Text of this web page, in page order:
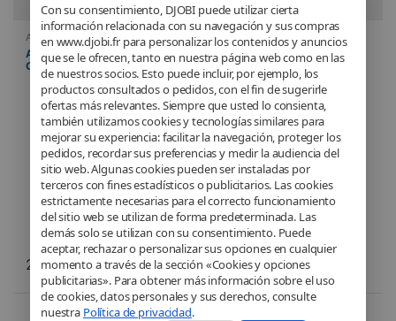
Con su consentimiento, DJOBI puede utilizar cierta
información relacionada con su navegación y sus compras
en www.djobi.fr para personalizar los contenidos y anuncios
que se le ofrecen, tanto en nuestra página web como en las
de nuestros socios. Esto puede incluir, por ejemplo, los
productos consultados o pedidos, con el fin de sugerirle
ofertas más relevantes. Siempre que usted lo consienta,
también utilizamos cookies y tecnologías similares para
mejorar su experiencia: facilitar la navegación, proteger los
pedidos, recordar sus preferencias y medir la audiencia del
sitio web. Algunas cookies pueden ser instaladas por
terceros con fines estadísticos o publicitarios. Las cookies
estrictamente necesarias para el correcto funcionamiento
del sitio web se utilizan de forma predeterminada. Las
demás solo se utilizan con su consentimiento. Puede
aceptar, rechazar o personalizar sus opciones en cualquier
momento a través de la sección «Cookies y opciones
publicitarias». Para obtener más información sobre el uso
de cookies, datos personales y sus derechos, consulte
nuestra Política de privacidad.
Aspirateur,Casa
Aspirateur balai – Jet 75E
Complete – Argent –
VS20B75BCR5
299,99€
Voici le seul résultat